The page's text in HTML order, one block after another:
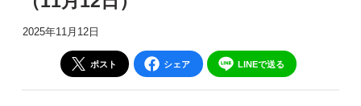
2025年11月12日
ポスト シェア LINEで送る